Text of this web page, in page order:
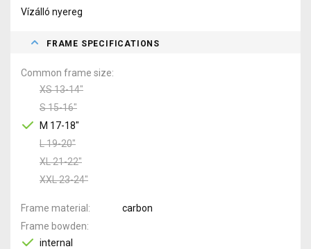
Vízálló nyereg
FRAME SPECIFICATIONS
Common frame size
XS 13-14"
S 15-16"
M 17-18"
L 19-20"
XL 21-22"
XXL 23-24"
Frame material
carbon
Frame bowden
internal